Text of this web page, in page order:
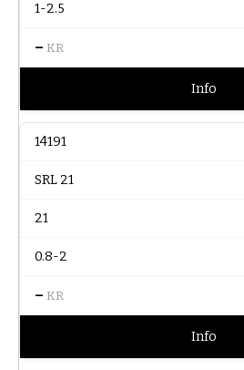
1-2.5
– KR
Info
14191
SRL 21
21
0.8-2
– KR
Info